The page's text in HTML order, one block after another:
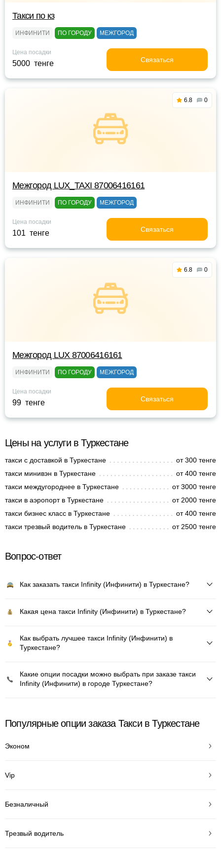
Такси по кз
ИНФИНИТИ ПО ГОРОДУ МЕЖГОРОД
Цена посадки
5000 тенге Связаться
6.8 0
Межгород LUX_TAXI 87006416161
ИНФИНИТИ ПО ГОРОДУ МЕЖГОРОД
Цена посадки
101 тенге Связаться
6.8 0
Межгород LUX 87006416161
ИНФИНИТИ ПО ГОРОДУ МЕЖГОРОД
Цена посадки
99 тенге Связаться
Цены на услуги в Туркестане
такси с доставкой в Туркестане
от 300 тенге
такси минивэн в Туркестане
от 400 тенге
такси междугороднее в Туркестане
от 3000 тенге
такси в аэропорт в Туркестане
от 2000 тенге
такси бизнес класс в Туркестане
от 400 тенге
такси трезвый водитель в Туркестане
от 2500 тенге
Вопрос-ответ
Как заказать такси Infinity (Инфинити) в Туркестане?
Какая цена такси Infinity (Инфинити) в Туркестане?
Как выбрать лучшее такси Infinity (Инфинити) в
Туркестане?
Какие опции посадки можно выбрать при заказе такси
Infinity (Инфинити) в городе Туркестане?
Популярные опции заказа Такси в Туркестане
Эконом
Vip
Безналичный
Трезвый водитель